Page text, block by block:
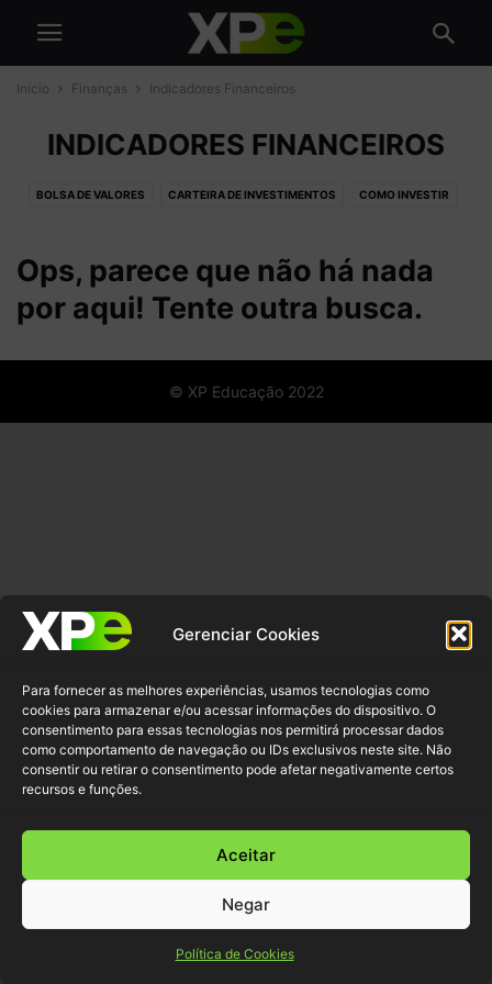
Gerenciar Cookies
Para fornecer as melhores experiências, usamos tecnologias como
cookies para armazenar e/ou acessar informações do dispositivo. O
consentimento para essas tecnologias nos permitirá processar dados
como comportamento de navegação ou IDs exclusivos neste site. Não
consentir ou retirar o consentimento pode afetar negativamente certos
recursos e funções.
Aceitar
Negar
Política de Cookies
Início Finanças Indicadores Financeiros
INDICADORES FINANCEIROS
BOLSA DE VALORES CARTEIRA DE INVESTIMENTOS COMO INVESTIR
RENDA VARIÁVEL
Ops, parece que não há nada
por aqui! Tente outra busca.
© XP Educação 2022